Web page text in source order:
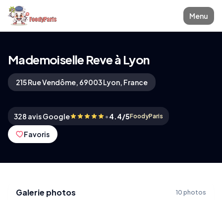
Menu
Mademoiselle Reve à Lyon
215 Rue Vendôme, 69003 Lyon, France
328 avis Google •4.4/5FoodyParis
Favoris
Galerie photos 10 photos